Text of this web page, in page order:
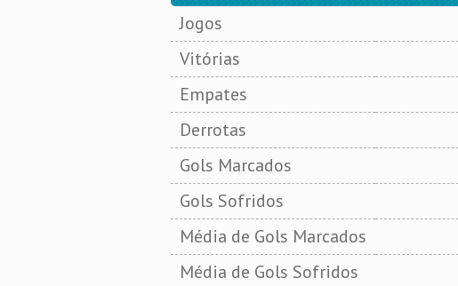
Jogos
Vitórias
Empates
Derrotas
Gols Marcados
Gols Sofridos
Média de Gols Marcados
Média de Gols Sofridos